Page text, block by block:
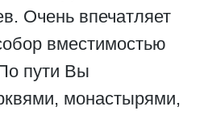
Очень впечатляет
вместимостью
пути Вы
монастырями,